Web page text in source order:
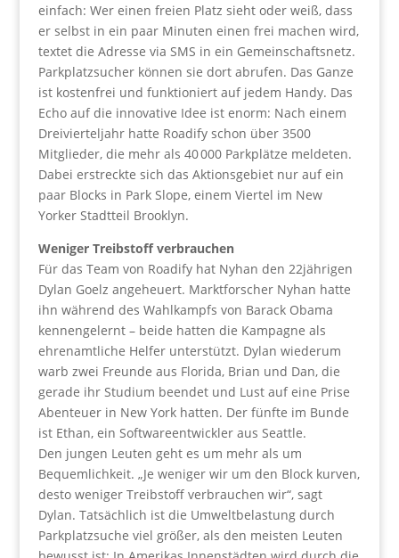
einfach: Wer einen freien Platz sieht oder weiß, dass
er selbst in ein paar Minuten einen frei machen wird,
textet die Adresse via SMS in ein Gemeinschaftsnetz.
Parkplatzsucher können sie dort abrufen. Das Ganze
ist kostenfrei und funktioniert auf jedem Handy. Das
Echo auf die innovative Idee ist enorm: Nach einem
Dreivierteljahr hatte Roadify schon über 3500
Mitglieder, die mehr als 40 000 Parkplätze meldeten.
Dabei erstreckte sich das Aktionsgebiet nur auf ein
paar Blocks in Park Slope, einem Viertel im New
Yorker Stadtteil Brooklyn.
Weniger Treibstoff verbrauchen
Für das Team von Roadify hat Nyhan den 22jährigen
Dylan Goelz angeheuert. Marktforscher Nyhan hatte
ihn während des Wahlkampfs von Barack Obama
kennengelernt – beide hatten die Kampagne als
ehrenamtliche Helfer unterstützt. Dylan wiederum
warb zwei Freunde aus Florida, Brian und Dan, die
gerade ihr Studium beendet und Lust auf eine Prise
Abenteuer in New York hatten. Der fünfte im Bunde
ist Ethan, ein Softwareentwickler aus Seattle.
Den jungen Leuten geht es um mehr als um
Bequemlichkeit. „Je weniger wir um den Block kurven,
desto weniger Treibstoff verbrauchen wir“, sagt
Dylan. Tatsächlich ist die Umweltbelastung durch
Parkplatzsuche viel größer, als den meisten Leuten